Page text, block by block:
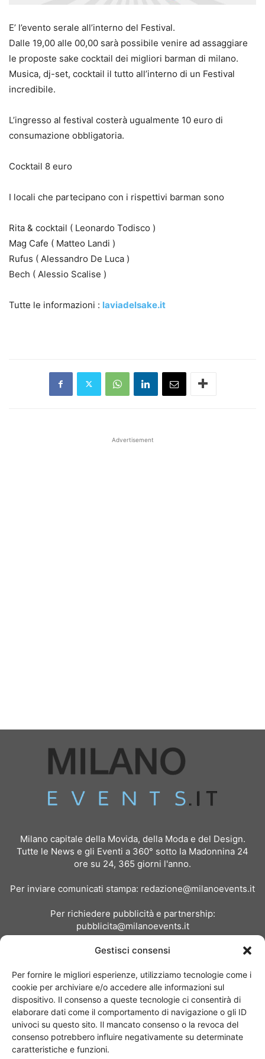
Gestisci consensi
Per fornire le migliori esperienze, utilizziamo tecnologie come i
cookie per archiviare e/o accedere alle informazioni sul
dispositivo. Il consenso a queste tecnologie ci consentirà di
elaborare dati come il comportamento di navigazione o gli ID
univoci su questo sito. Il mancato consenso o la revoca del
consenso potrebbero influire negativamente su determinate
caratteristiche e funzioni.
E’ l’evento serale all’interno del Festival.
Dalle 19,00 alle 00,00 sarà possibile venire ad assaggiare
le proposte sake cocktail dei migliori barman di milano.
Musica, dj-set, cocktail il tutto all’interno di un Festival
incredibile.
L’ingresso al festival costerà ugualmente 10 euro di
consumazione obbligatoria.
Cocktail 8 euro
I locali che partecipano con i rispettivi barman sono
Rita & cocktail ( Leonardo Todisco )
Mag Cafe ( Matteo Landi )
Rufus ( Alessandro De Luca )
Bech ( Alessio Scalise )
Tutte le informazioni : laviadelsake.it
Advertisement
Milano capitale della Movida, della Moda e del Design.
Tutte le News e gli Eventi a 360° sotto la Madonnina 24
ore su 24, 365 giorni l'anno.
Per inviare comunicati stampa: redazione@milanoevents.it
Per richiedere pubblicità e partnership:
pubblicita@milanoevents.it
Chi siamo I Nostri Clienti